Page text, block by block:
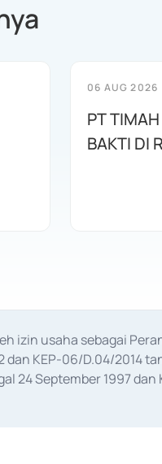
06 AUG 2026
PT
BAKTI DI
izin usaha sebagai
dan KEP-06/D.04/2014
24 September 1997